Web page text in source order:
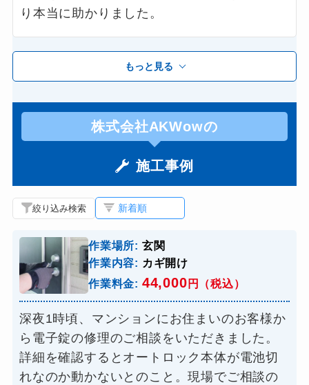
り本当に助かりました。
もっと見る
株式会社AKWowの
施工事例
絞り込み検索
作業場所: 玄関
作業内容: カギ開け
作業料金: 44,000 円（税込）
深夜1時頃、マンションにお住まいのお客様か
ら電子錠の修理のご相談をいただきました。
詳細を確認するとオートロック本体が電池切
れなのか動かないとのこと。現場でご相談の